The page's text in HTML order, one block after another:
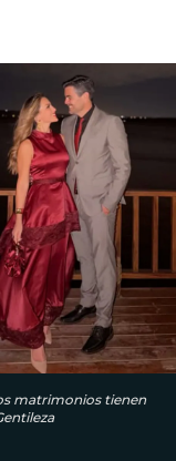
matrimonios tienen